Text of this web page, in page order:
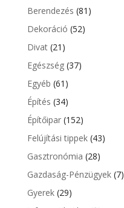
Berendezés (81)
Dekoráció (52)
Divat(21)
Egészség(37)
Egyéb (61)
Építés (34)
Építőipar(152)
Felújítási tippek(43)
Gasztronómia (28)
Gazdaság-Pénzügyek(7)
Gyerek(29)